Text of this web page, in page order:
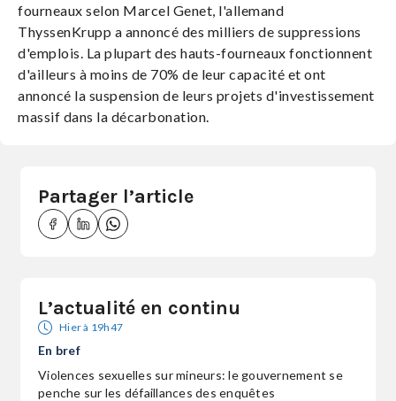
fourneaux selon Marcel Genet, l'allemand
ThyssenKrupp a annoncé des milliers de suppressions
d'emplois. La plupart des hauts-fourneaux fonctionnent
d'ailleurs à moins de 70% de leur capacité et ont
annoncé la suspension de leurs projets d'investissement
massif dans la décarbonation.
Partager l’article
L’actualité en continu
Hier à 19h47
En bref
Violences sexuelles sur mineurs: le gouvernement se
penche sur les défaillances des enquêtes